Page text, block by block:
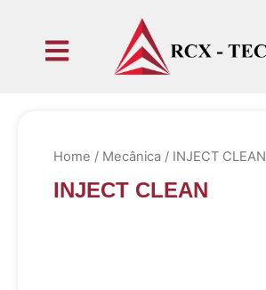
Home / Mecânica / INJECT CLEAN
INJECT CLEAN